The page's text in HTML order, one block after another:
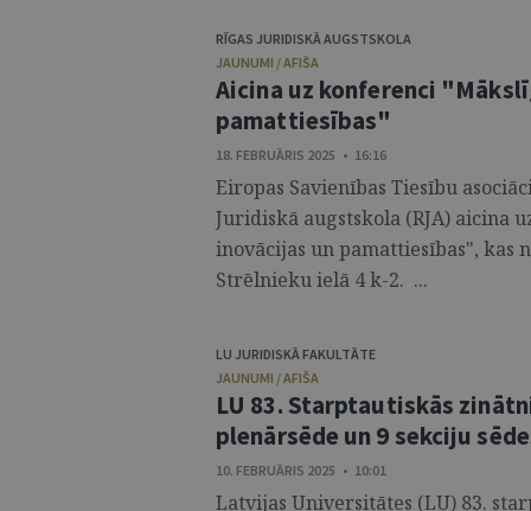
RĪGAS JURIDISKĀ AUGSTSKOLA
JAUNUMI / AFIŠA
Aicina uz konferenci
pamattiesības"
18. FEBRUĀRIS 2025 • 16:16
Eiropas Savienības Tiesību
Juridiskā augstskola (RJA) aicina
inovācijas un pamattiesības", kas
Strēlnieku ielā 4 k-2. ...
LU JURIDISKĀ FAKULTĀTE
JAUNUMI / AFIŠA
LU 83. Starptautiskās
plenārsēde un 9 sekciju
10. FEBRUĀRIS 2025 • 10:01
Latvijas Universitātes (LU) 83.